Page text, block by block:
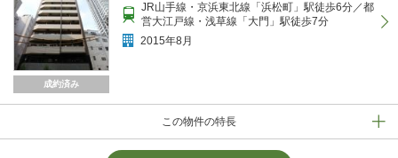
成約済み
この物件の特長
JR山手線・京浜東北線「浜松町」駅徒歩6分／都
営大江戸線・浅草線「大門」駅徒歩7分
2015年8月